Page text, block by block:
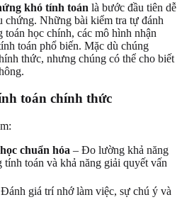
khó tính toán là bước đầu tiên dễ
chứng. Những bài kiểm tra tự đánh
học chính, các mô hình nhận
toán phổ biến. Mặc dù chúng
thức, nhưng chúng có thể cho biết
toán chính thức
chuẩn hóa – Đo lường khả năng
tính toán và khả năng giải quyết vấn
giá trí nhớ làm việc, sự chú ý và